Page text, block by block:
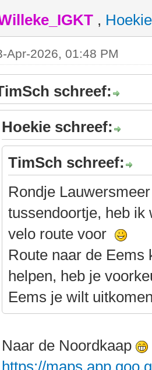
, Hoekie
Apr-2026, 01:48 PM
schreef:
Hoekie schreef:
TimSch schreef:
Rondje
tussendoortje, heb ik
velo route voor
Route naar de Eems
helpen, heb je
Eems je wilt
Naar de Noordkaap
https://